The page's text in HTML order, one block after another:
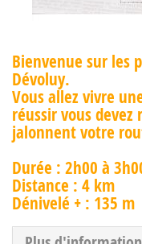
Bienvenue sur les
Dévoluy.
Vous allez vivre
réussir vous devez
jalonnent votre
Durée : 2h00 à
Distance : 4 km
Dénivelé + : 135 m